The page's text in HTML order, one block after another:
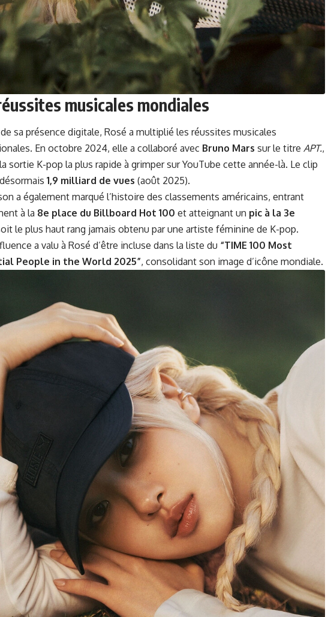
musicales mondiales
sa présence digitale, Rosé a multiplié les réussites musicales
En octobre 2024, elle a collaboré avec Bruno Mars sur le titre APT.,
sortie K-pop la plus rapide à grimper sur YouTube cette année-là. Le clip
1,9 milliard de vues (août 2025).
a également marqué l’histoire des classements américains, entrant
à la 8e place du Billboard Hot 100 et atteignant un pic à la 3e
le plus haut rang jamais obtenu par une artiste féminine de K-pop.
a valu à Rosé d’être incluse dans la liste du “TIME 100 Most
People in the World 2025”, consolidant son image d’icône mondiale.